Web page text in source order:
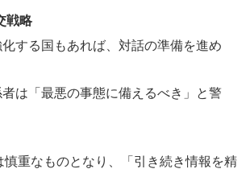
戦略
する国もあれば、対話の準備を進め
は「最悪の事態に備えるべき」と警
慎重なものとなり、「引き続き情報を精